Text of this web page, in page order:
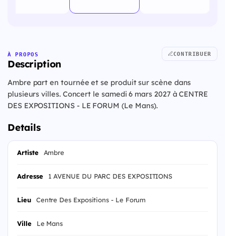
À PROPOS
Description
CONTRIBUER
Ambre part en tournée et se produit sur scène dans
plusieurs villes. Concert le samedi 6 mars 2027 à CENTRE
DES EXPOSITIONS - LE FORUM (Le Mans).
Details
Artiste Ambre
Adresse 1 AVENUE DU PARC DES EXPOSITIONS
Lieu Centre Des Expositions - Le Forum
Ville Le Mans